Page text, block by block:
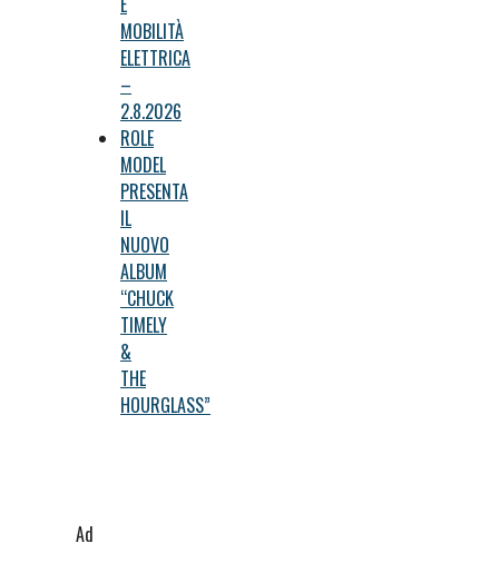
MOBILITÀ
ELETTRICA
–
2.8.2026
ROLE
MODEL
PRESENTA
IL
NUOVO
ALBUM
“CHUCK
TIMELY
&
THE
HOURGLASS”
Ad